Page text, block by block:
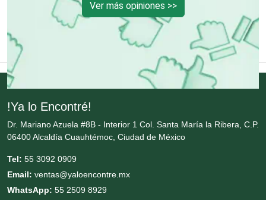
Enfermeras
Equipos contra Incendios
Equipos de Oficina
Equipos Médicos
Ver más opiniones >>
!Ya lo Encontré!
Dr. Mariano Azuela #8B - Interior 1 Col. Santa María la Ribera, C.P.
06400 Alcaldía Cuauhtémoc, Ciudad de México
Tel: 55 3092 0909
Email: ventas@yaloencontre.mx
WhatsApp: 55 2509 8929